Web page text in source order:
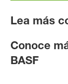
Lea más
Conoce
BASF